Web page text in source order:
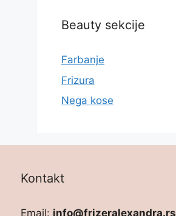
Beauty sekcije
Farbanje
Frizura
Nega kose
Kontakt
Email: info@frizeralexandra.rs